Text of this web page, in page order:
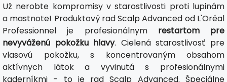
Už nerobte kompromisy v starostlivosti proti lupinám
a mastnote! Produktový rad Scalp Advanced od L'Oréal
Professionnel je profesionálnym restartom pre
nevyváženú pokožku hlavy. Cielená starostlivosť pre
vlasovú pokožku, s koncentrovaným obsahom
aktívnych látok a vyvinutá s profesionálnymi
kaderníkmi - to je rad Scalp Advanced. Špeciálne